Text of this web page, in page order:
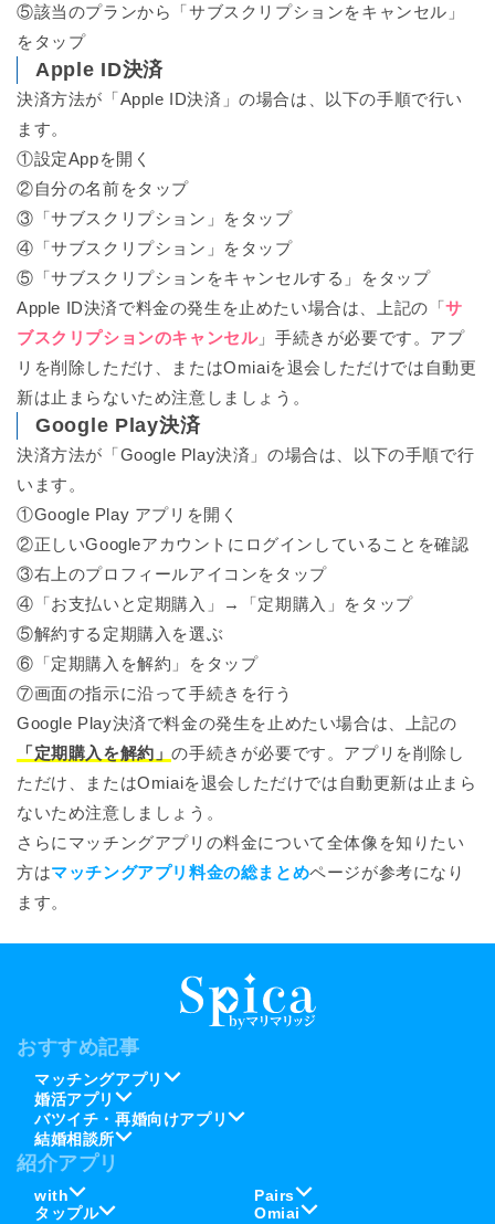
⑤該当のプランから「サブスクリプションをキャンセル」
をタップ
Apple ID決済
決済方法が「Apple ID決済」の場合は、以下の手順で行い
ます。
①設定Appを開く
②自分の名前をタップ
③「サブスクリプション」をタップ
④「サブスクリプション」をタップ
⑤「サブスクリプションをキャンセルする」をタップ
Apple ID決済で料金の発生を止めたい場合は、上記の「サ
ブスクリプションのキャンセル」手続きが必要です。アプ
リを削除しただけ、またはOmiaiを退会しただけでは自動更
新は止まらないため注意しましょう。
Google Play決済
決済方法が「Google Play決済」の場合は、以下の手順で行
います。
①Google Play アプリを開く
②正しいGoogleアカウントにログインしていることを確認
③右上のプロフィールアイコンをタップ
④「お支払いと定期購入」→「定期購入」をタップ
⑤解約する定期購入を選ぶ
⑥「定期購入を解約」をタップ
⑦画面の指示に沿って手続きを行う
Google Play決済で料金の発生を止めたい場合は、上記の
「定期購入を解約」の手続きが必要です。アプリを削除し
ただけ、またはOmiaiを退会しただけでは自動更新は止まら
ないため注意しましょう。
さらにマッチングアプリの料金について全体像を知りたい
方はマッチングアプリ料金の総まとめページが参考になり
ます。
おすすめ記事
マッチングアプリ
婚活アプリ
バツイチ・再婚向けアプリ
結婚相談所
紹介アプリ
with
Pairs
タップル
Omiai